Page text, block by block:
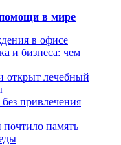
помощи в мире
в офисе
и бизнеса: чем
открыт лечебный
привлечения
почтило память